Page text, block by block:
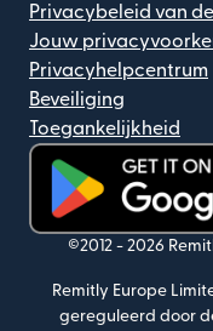
Privacybeleid van
Jouw
Privacyhelpcentrum
Beveiliging
Toegankelijkheid
(wordt geopend in
©2012 - 2026
Remitly Europe
gereguleerd door